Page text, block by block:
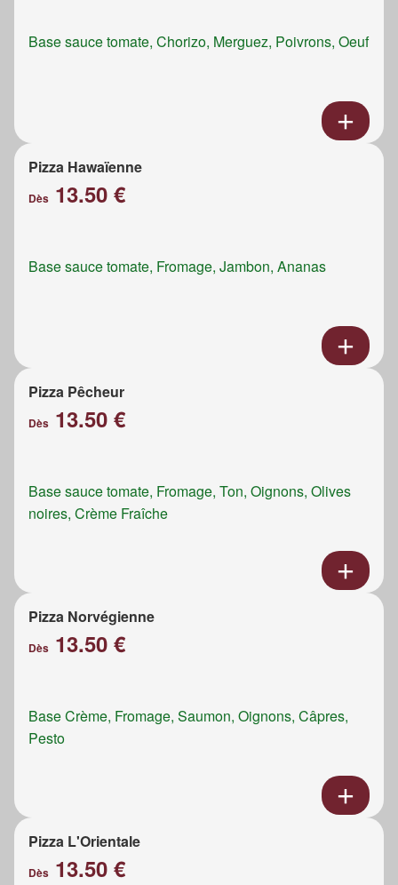
Base sauce tomate, Chorizo, Merguez, Poivrons, Oeuf
Pizza Hawaïenne
Dès 13.50 €
Base sauce tomate, Fromage, Jambon, Ananas
Pizza Pêcheur
Dès 13.50 €
Base sauce tomate, Fromage, Ton, Oignons, Olives
noires, Crème Fraîche
Pizza Norvégienne
Dès 13.50 €
Base Crème, Fromage, Saumon, Oignons, Câpres,
Pesto
Pizza L'Orientale
Dès 13.50 €